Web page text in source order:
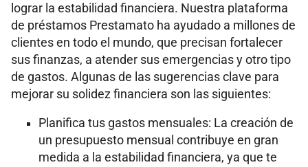
lograr la estabilidad financiera. Nuestra plataforma
de préstamos Prestamato ha ayudado a millones de
clientes en todo el mundo, que precisan fortalecer
sus finanzas, a atender sus emergencias y otro tipo
de gastos. Algunas de las sugerencias clave para
mejorar su solidez financiera son las siguientes:
Planifica tus gastos mensuales: La creación de
un presupuesto mensual contribuye en gran
medida a la estabilidad financiera, ya que te